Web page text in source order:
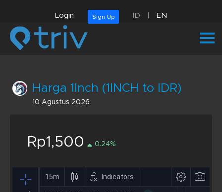
Login Sign Up ID EN
Harga 1Inch (1INCH to IDR)
10 Agustus 2026
Rp1,500 0.24%